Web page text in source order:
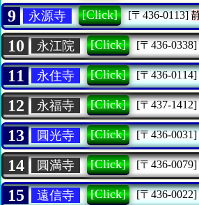
9 永源寺 [Click] [〒436-0113]
10 永江院 [Click] [〒436-0338]
11 永住寺 [Click] [〒436-0114]
12 永福寺 [Click] [〒437-1412]
13 圓光寺 [Click] [〒436-0031]
14 圓満寺 [Click] [〒436-0079]
15 遠信寺 [Click] [〒436-0022]